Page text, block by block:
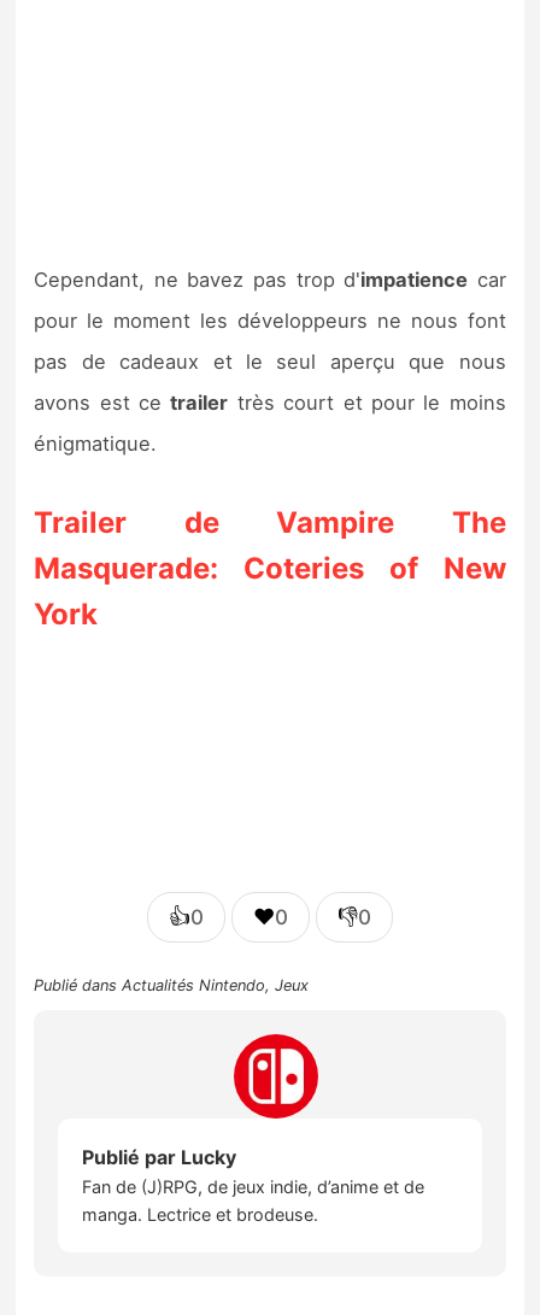
Cependant, ne bavez pas trop d'impatience car
pour le moment les développeurs ne nous font
pas de cadeaux et le seul aperçu que nous
avons est cetrailer très court et pour le moins
énigmatique.
Trailer de Vampire The
Masquerade: Coteries of New
York
👍0 ❤️0 👎0
Publié dansActualités Nintendo,Jeux
Publié par Lucky
Fan de (J)RPG, de jeux indie, d’anime et de
manga. Lectrice et brodeuse.